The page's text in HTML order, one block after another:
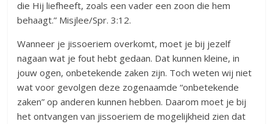
die Hij liefheeft, zoals een vader een zoon die hem
behaagt.” Misjlee/Spr. 3:12.
Wanneer je jissoeriem overkomt, moet je bij jezelf
nagaan wat je fout hebt gedaan. Dat kunnen kleine, in
jouw ogen, onbetekende zaken zijn. Toch weten wij niet
wat voor gevolgen deze zogenaamde “onbetekende
zaken” op anderen kunnen hebben. Daarom moet je bij
het ontvangen van jissoeriem de mogelijkheid zien dat